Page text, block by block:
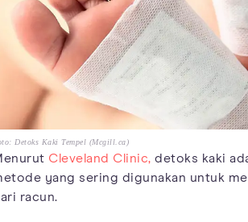
Detoks Kaki Tempel (Mcgill.ca)
Cleveland Clinic, detoks kaki
yang sering digunakan untuk
racun.